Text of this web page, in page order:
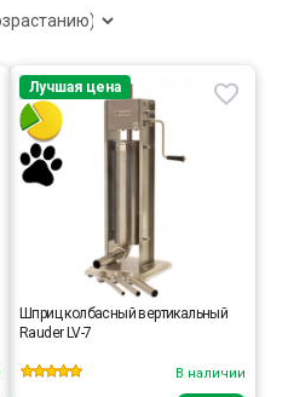
Лучшая цена
Шприц колбасный вертикальный
Rauder LV-7
В наличии